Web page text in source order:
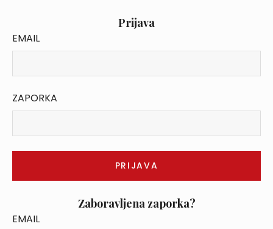
Prijava
EMAIL
ZAPORKA
Zaboravljena zaporka?
EMAIL